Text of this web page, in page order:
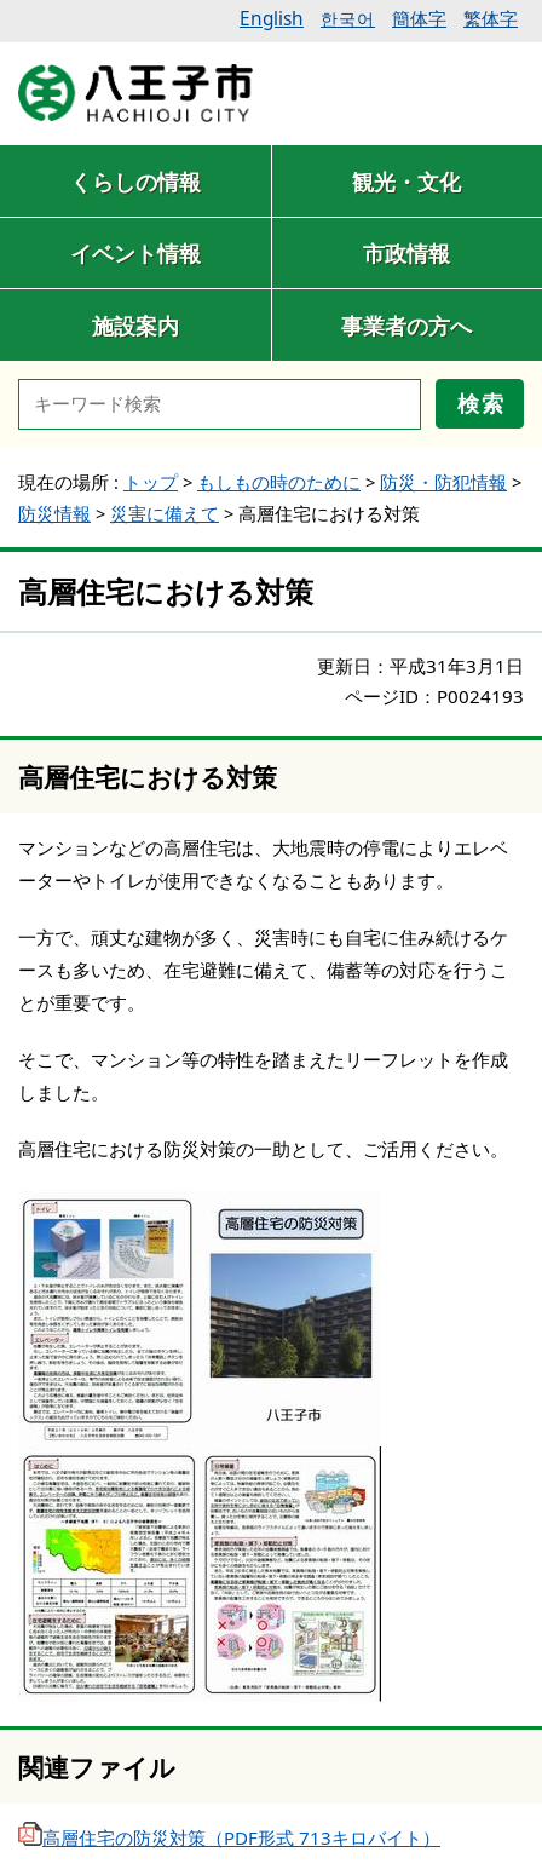
English 한국어 簡体字 繁体字
くらしの情報 観光・文化
イベント情報 市政情報
施設案内 事業者の方へ
検索
現在の場所 : トップ> もしもの時のために > 防災・防犯情報 >
防災情報 > 災害に備えて > 高層住宅における対策
高層住宅における対策
更新日： 平成31年3月1日
ページID：P0024193
高層住宅における対策
マンションなどの高層住宅は、大地震時の停電によりエレベ
ーターやトイレが使用できなくなることもあります。
一方で、頑丈な建物が多く、災害時にも自宅に住み続けるケ
ースも多いため、在宅避難に備えて、備蓄等の対応を行うこ
とが重要です。
そこで、マンション等の特性を踏まえたリーフレットを作成
しました。
高層住宅における防災対策の一助として、ご活用ください。
関連ファイル
高層住宅の防災対策（PDF形式 713キロバイト）